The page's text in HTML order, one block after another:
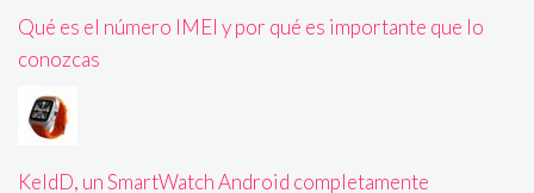
Qué es el número IMEI y por qué es importante que lo
conozcas
KeldD, un SmartWatch Android completamente